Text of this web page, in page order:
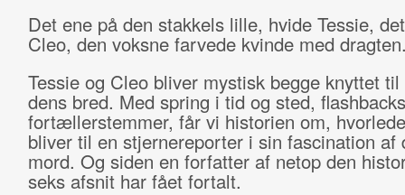
Det ene på den stakkels lille, hvide Tessie,
Cleo, den voksne farvede kvinde med
Tessie og Cleo bliver mystisk begge knyttet til
dens bred. Med spring i tid og sted,
fortællerstemmer, får vi historien om,
bliver til en stjernereporter i sin fascination af
mord. Og siden en forfatter af netop den
seks afsnit har fået fortalt.